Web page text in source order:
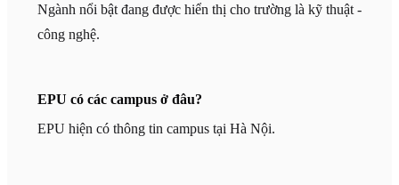
Ngành nổi bật đang được hiển thị cho trường là kỹ thuật -
công nghệ.
EPU có các campus ở đâu?
EPU hiện có thông tin campus tại Hà Nội.